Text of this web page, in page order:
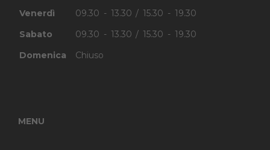
Venerdì
09.30 - 13.30 / 15.30 - 19.30
Sabato
09.30 - 13.30 / 15.30 - 19.30
Domenica
Chiuso
MENU